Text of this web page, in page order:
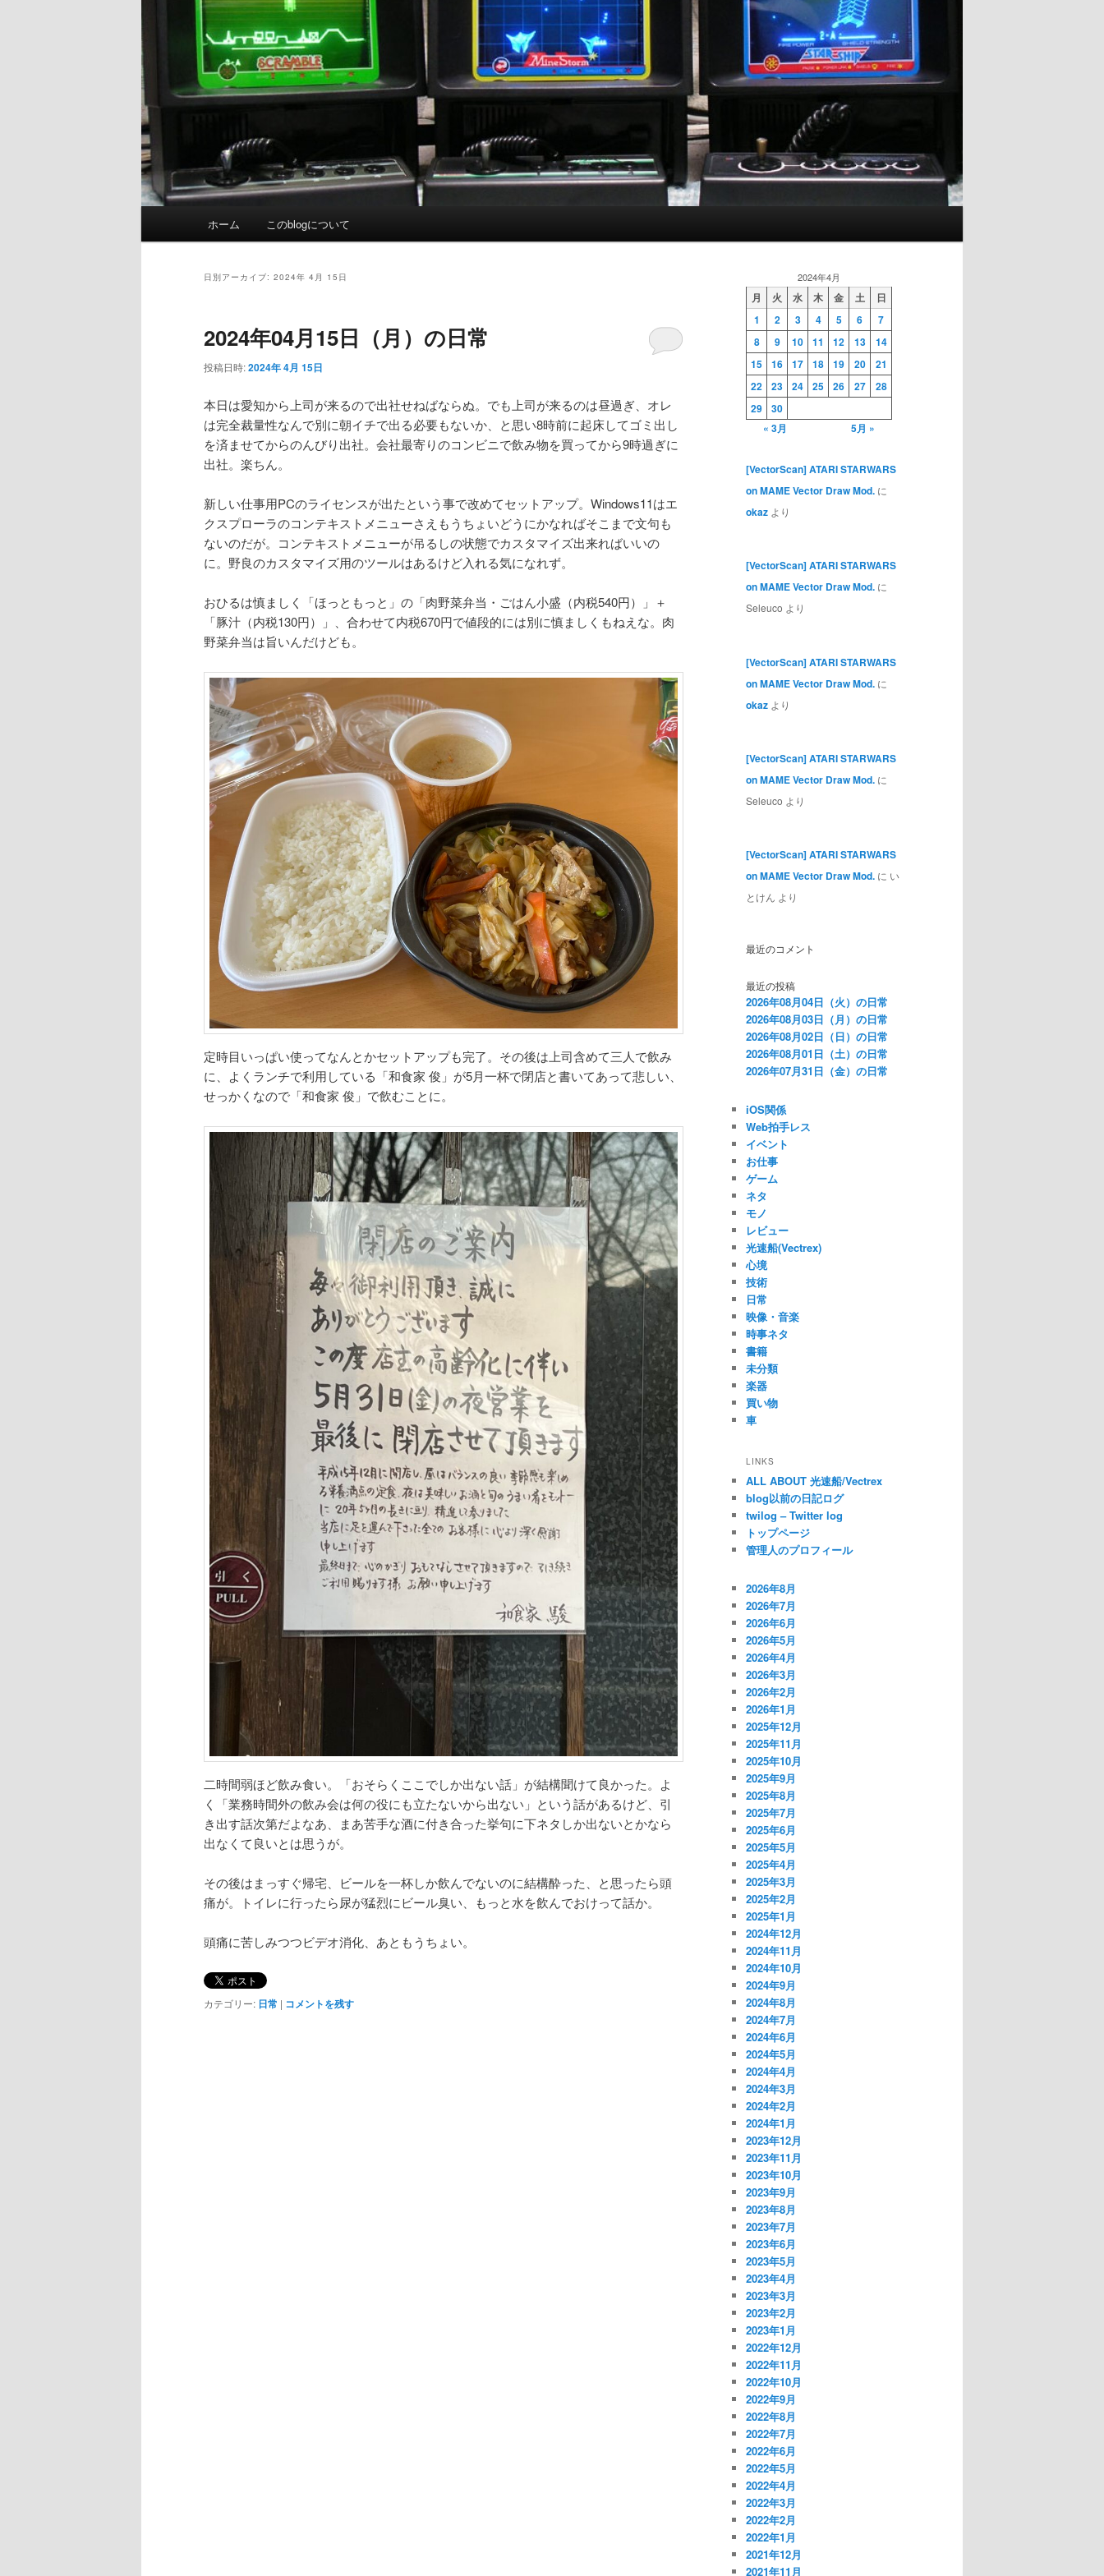
ホーム このblogについて
日別アーカイブ: 2024年 4月 15日
2024年04月15日（月）の日常
投稿日時:2024年 4月 15日
本日は愛知から上司が来るので出社せねばならぬ。でも上司が来るのは昼過ぎ、オレ
は完全裁量性なんで別に朝イチで出る必要もないか、と思い8時前に起床してゴミ出し
を済ませてからのんびり出社。会社最寄りのコンビニで飲み物を買ってから9時過ぎに
出社。楽ちん。
新しい仕事用PCのライセンスが出たという事で改めてセットアップ。Windows11はエ
クスプローラのコンテキストメニューさえもうちょいどうにかなればそこまで文句も
ないのだが。コンテキストメニューが吊るしの状態でカスタマイズ出来ればいいの
に。野良のカスタマイズ用のツールはあるけど入れる気になれず。
おひるは慎ましく「ほっともっと」の「肉野菜弁当・ごはん小盛（内税540円）」＋
「豚汁（内税130円）」、合わせて内税670円で値段的には別に慎ましくもねえな。肉
野菜弁当は旨いんだけども。
定時目いっぱい使ってなんとかセットアップも完了。その後は上司含めて三人で飲み
に、よくランチで利用している「和食家 俊」が5月一杯で閉店と書いてあって悲しい、
せっかくなので「和食家 俊」で飲むことに。
二時間弱ほど飲み食い。「おそらくここでしか出ない話」が結構聞けて良かった。よ
く「業務時間外の飲み会は何の役にも立たないから出ない」という話があるけど、引
き出す話次第だよなあ、まあ苦手な酒に付き合った挙句に下ネタしか出ないとかなら
出なくて良いとは思うが。
その後はまっすぐ帰宅、ビールを一杯しか飲んでないのに結構酔った、と思ったら頭
痛が。トイレに行ったら尿が猛烈にビール臭い、もっと水を飲んでおけって話か。
頭痛に苦しみつつビデオ消化、あともうちょい。
カテゴリー: 日常 | コメントを残す
2024年4月
月 火 水 木 金 土
日
1
2 3 4 5 6
7
8
9 10 11 12 13
14
15
16 17 18 19 20
21
22
23 24 25 26 27
28
29
30
« 3月
5月 »
[VectorScan] ATARI STARWARS
on MAME Vector Draw Mod. に
okaz より
[VectorScan] ATARI STARWARS
on MAME Vector Draw Mod. に
Seleuco より
[VectorScan] ATARI STARWARS
on MAME Vector Draw Mod. に
okaz より
[VectorScan] ATARI STARWARS
on MAME Vector Draw Mod. に
Seleuco より
[VectorScan] ATARI STARWARS
on MAME Vector Draw Mod. に い
とけん より
最近のコメント
最近の投稿
2026年08月04日（火）の日常
2026年08月03日（月）の日常
2026年08月02日（日）の日常
2026年08月01日（土）の日常
2026年07月31日（金）の日常
iOS関係
Web拍手レス
イベント
お仕事
ゲーム
ネタ
モノ
レビュー
光速船(Vectrex)
心境
技術
日常
映像・音楽
時事ネタ
書籍
未分類
楽器
買い物
車
LINKS
ALL ABOUT 光速船/Vectrex
blog以前の日記ログ
twilog – Twitter log
トップページ
管理人のプロフィール
2026年8月
2026年7月
2026年6月
2026年5月
2026年4月
2026年3月
2026年2月
2026年1月
2025年12月
2025年11月
2025年10月
2025年9月
2025年8月
2025年7月
2025年6月
2025年5月
2025年4月
2025年3月
2025年2月
2025年1月
2024年12月
2024年11月
2024年10月
2024年9月
2024年8月
2024年7月
2024年6月
2024年5月
2024年4月
2024年3月
2024年2月
2024年1月
2023年12月
2023年11月
2023年10月
2023年9月
2023年8月
2023年7月
2023年6月
2023年5月
2023年4月
2023年3月
2023年2月
2023年1月
2022年12月
2022年11月
2022年10月
2022年9月
2022年8月
2022年7月
2022年6月
2022年5月
2022年4月
2022年3月
2022年2月
2022年1月
2021年12月
2021年11月